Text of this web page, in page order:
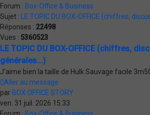
Forum : Box-Office & Business
Sujet :
LE TOPIC DU BOX-OFFICE (chiffres,
Réponses : 22498
Vues : 5360523
LE TOPIC DU BOX-OFFICE (chiffres,
générales...)
J'aime bien la taille de Hulk Sauvage facile
Aller au message
par BOX OFFICE STORY
ven. 31 juil. 2026 15:33
Forum : Box-Office & Business